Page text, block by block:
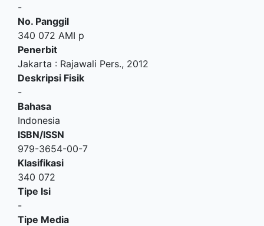
-
No. Panggil
340 072 AMI p
Penerbit
Jakarta : Rajawali Pers., 2012
Deskripsi Fisik
-
Bahasa
Indonesia
ISBN/ISSN
979-3654-00-7
Klasifikasi
340 072
Tipe Isi
-
Tipe Media